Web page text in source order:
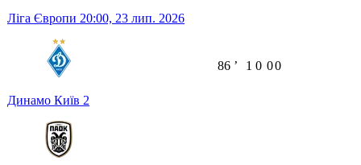
Ліга Європи 20:00, 23 лип. 2026
Динамо Київ 2
86 ʼ 1 0 00